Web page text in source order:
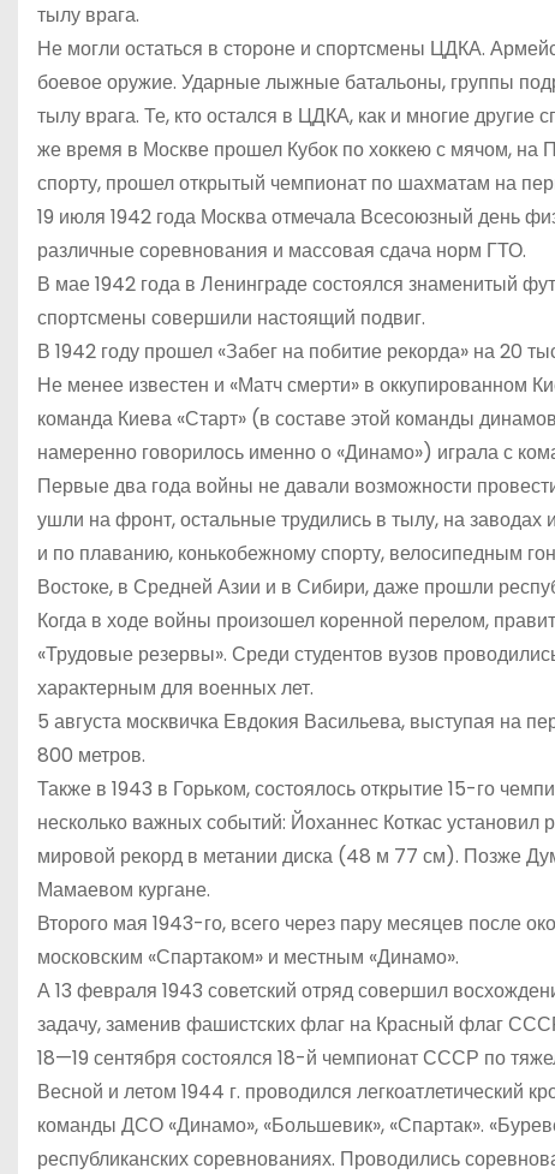
тылу врага.
Не могли остаться в стороне и спортсмены ЦДКА.
боевое оружие. Ударные лыжные батальоны, группы
тылу врага. Те, кто остался в ЦДКА, как и многие
же время в Москве прошел Кубок по хоккею с мячом, на
спорту, прошел открытый чемпионат по шахматам на
19 июля 1942 года Москва отмечала Всесоюзный день
различные соревнования и массовая сдача норм ГТО.
В мае 1942 года в Ленинграде состоялся знаменитый
спортсмены совершили настоящий подвиг.
В 1942 году прошел «Забег на побитие рекорда» на 20
Не менее известен и «Матч смерти» в оккупированном
команда Киева «Старт» (в составе этой команды
намеренно говорилось именно о «Динамо») играла с
Первые два года войны не давали возможности
ушли на фронт, остальные трудились в тылу, на заводах
и по плаванию, конькобежному спорту, велосипедным
Востоке, в Средней Азии и в Сибири, даже прошли
Когда в ходе войны произошел коренной перелом,
«Трудовые резервы». Среди студентов вузов
характерным для военных лет.
5 августа москвичка Евдокия Васильева, выступая на
800 метров.
Также в 1943 в Горьком, состоялось открытие 15-го
несколько важных событий: Йоханнес Коткас
мировой рекорд в метании диска (48 м 77 см). Позже
Мамаевом кургане.
Второго мая 1943-го, всего через пару месяцев после
московским «Спартаком» и местным «Динамо».
А 13 февраля 1943 советский отряд совершил
задачу, заменив фашистских флаг на Красный флаг
18—19 сентября состоялся 18-й чемпионат СССР по
Весной и летом 1944 г. проводился легкоатлетический
команды ДСО «Динамо», «Большевик», «Спартак».
республиканских соревнованиях. Проводились